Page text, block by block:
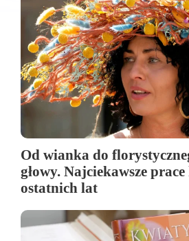
Od wianka do
głowy. Najciekawsze
ostatnich lat